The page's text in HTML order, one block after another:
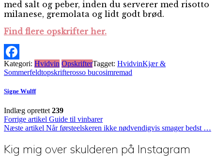
med salt og peber, inden du serverer med risotto
milanese, gremolata og lidt godt brød.
Find flere opskrifter her.
Facebook
Kategori: Hvidvin OpskrifterTagget: HvidvinKjær &
Sommerfeldtopskrifterosso bucosimremad
Signe Wulff
Indlæg oprettet 239
Indlægsnavigation
Forrige artikel Guide til vinbarer
Næste artikel Når førsteelskeren ikke nødvendigvis smager bedst …
Kig mig over skulderen på Instagram